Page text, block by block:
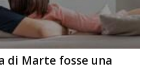
di Marte fosse una